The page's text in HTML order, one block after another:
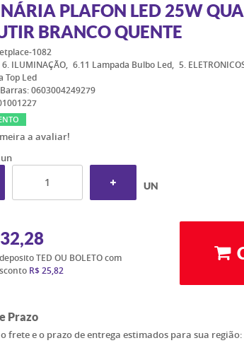
PLAFON LED 25W
BRANCO QUENTE
1082
6. ILUMINAÇÃO 6.11 Lampada Bulbo Led
5.
Top Led
0603004249279
a avaliar!
UN
TED OU BOLETO com
R$ 25,82
Prazo
frete e o prazo de entrega estimados para sua região: